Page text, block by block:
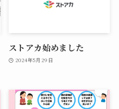
ストアカ始めました
2024年5月29日